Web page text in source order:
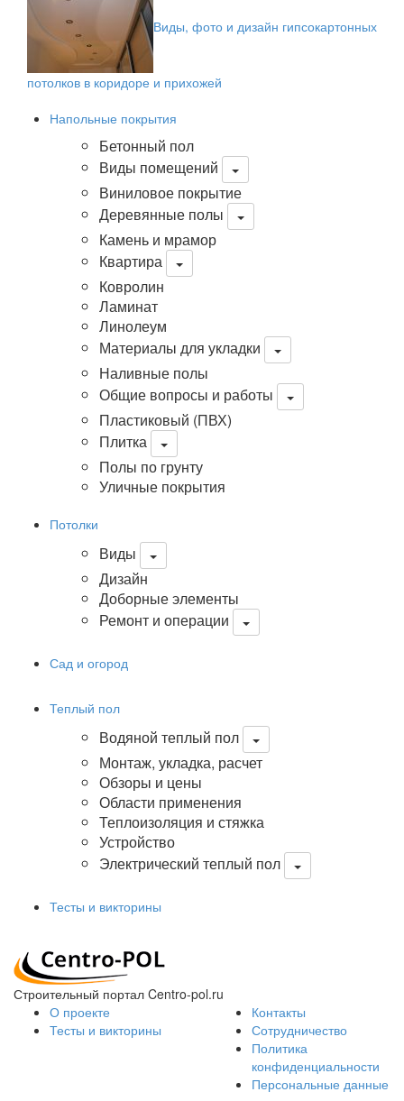
Виды, фото и дизайн гипсокартонных
потолков в коридоре и прихожей
Напольные покрытия
Бетонный пол
Виды помещений
Виниловое покрытие
Деревянные полы
Камень и мрамор
Квартира
Ковролин
Ламинат
Линолеум
Материалы для укладки
Наливные полы
Общие вопросы и работы
Пластиковый (ПВХ)
Плитка
Полы по грунту
Уличные покрытия
Потолки
Виды
Дизайн
Доборные элементы
Ремонт и операции
Сад и огород
Теплый пол
Водяной теплый пол
Монтаж, укладка, расчет
Обзоры и цены
Области применения
Теплоизоляция и стяжка
Устройство
Электрический теплый пол
Тесты и викторины
Строительный портал Centro-pol.ru
О проекте
Тесты и викторины
Контакты
Сотрудничество
Политика
конфиденциальности
Персональные данные